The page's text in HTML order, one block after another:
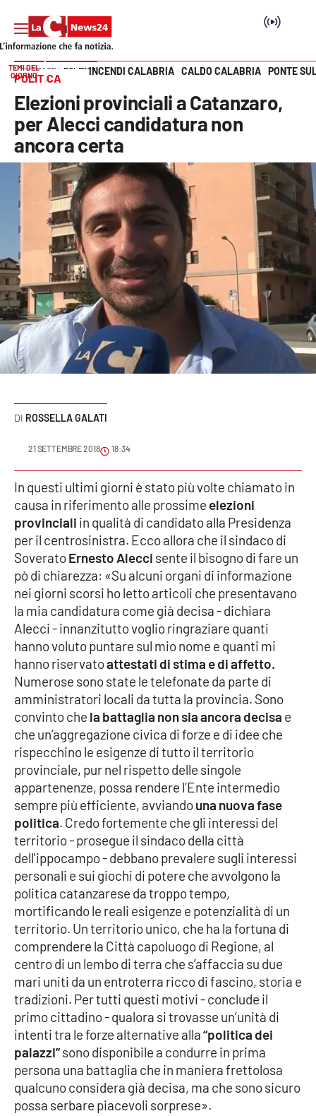
SEZIONI
Cronaca
Politica
Attualità
Economia e lavoro
Italia Mondo
Sanità
Sport
Meteo
Editoriali
VIDEO
Ambiente
Cronaca
Cultura
Economia e Lavoro
Politica
Sanità
Società
Sport
RUBRICHE
Good Morning Vietnam
Parchi Marini Calabria
Leggendo Alvaro insieme
Imprese Di Calabria
Le perfidie di Antonella Grippo
Venti di comunicazione
Vai
TEMI DEL
GIORNO
INCENDI CALABRIA CALDO CALABRIA PONTE
HOME PAGE POLITICA
POLITICA
Elezioni provinciali a Catanzaro,
per Alecci candidatura non
ancora certa
ROSSELLA GALATI
21 SETTEMBRE 2018 18:34
In questi ultimi giorni è stato più volte chiamato in
causa in riferimento alle prossime elezioni
provinciali in qualità di candidato alla Presidenza
per il centrosinistra. Ecco allora che il sindaco di
SoveratoErnesto Alecci sente il bisogno di fare un
pò di chiarezza: «Su alcuni organi di informazione
nei giorni scorsi ho letto articoli che presentavano
la mia candidatura come già decisa - dichiara
Alecci - innanzitutto voglio ringraziare quanti
hanno voluto puntare sul mio nome e quanti mi
hanno riservatoattestati di stima e di affetto.
Numerose sono state le telefonate da parte di
amministratori locali da tutta la provincia. Sono
convinto che la battaglia non sia ancora decisa e
che un’aggregazione civica di forze e di idee che
rispecchino le esigenze di tutto il territorio
provinciale, pur nel rispetto delle singole
appartenenze, possa rendere l’Ente intermedio
sempre più efficiente, avviandouna nuova fase
politica. Credo fortemente che gli interessi del
territorio - prosegue il sindaco della città
dell'ippocampo - debbano prevalere sugli interessi
personali e sui giochi di potere che avvolgono la
politica catanzarese da troppo tempo,
mortificando le reali esigenze e potenzialità di un
territorio. Un territorio unico, che ha la fortuna di
comprendere la Città capoluogo di Regione, al
centro di un lembo di terra che s’affaccia su due
mari uniti da un entroterra ricco di fascino, storia e
tradizioni. Per tutti questi motivi - conclude il
primo cittadino - qualora si trovasse un’unità di
intenti tra le forze alternative alla“politica dei
palazzi”sono disponibile a condurre in prima
persona una battaglia che in maniera frettolosa
qualcuno considera già decisa, ma che sono sicuro
possa serbare piacevoli sorprese».